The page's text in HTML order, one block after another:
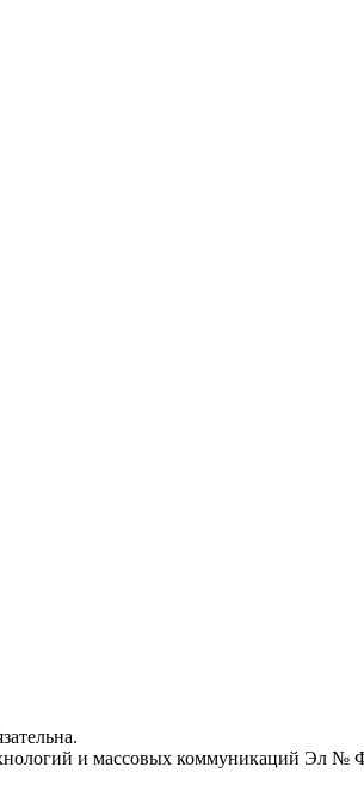
и массовых коммуникаций Эл №